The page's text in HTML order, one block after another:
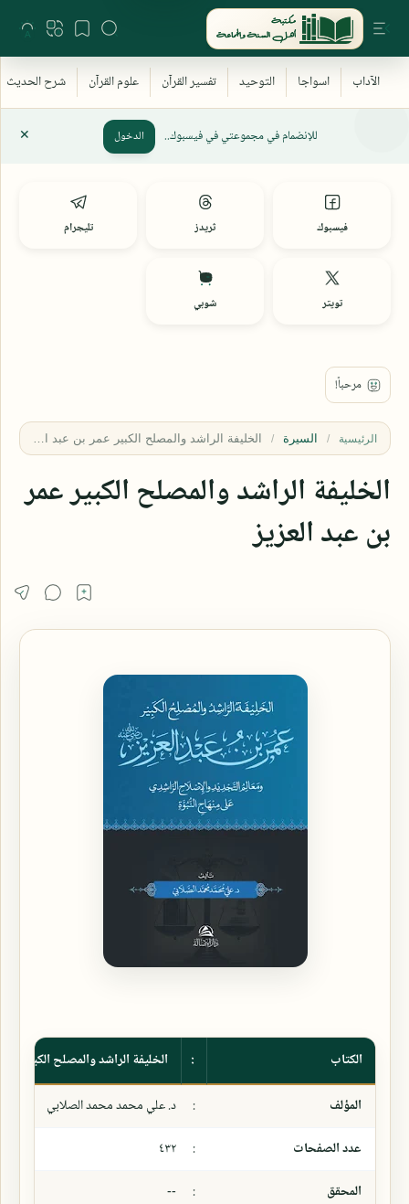
للإنضمام في مجموعتي في فيسبوك.. الدخول
فيسبوك ثريدز تليجرام
تويتر شوبي
الرئيسية السيرة
الخليفة الراشد والمصلح الكبير عمر
بن عبد العزيز
الكتاب :
الخليفة الراشد والمصلح الكبير
المؤلف
:
د. علي محمد محمد الصلابي
عدد الصفحات
:
٤٣٢
المحقق
:
--